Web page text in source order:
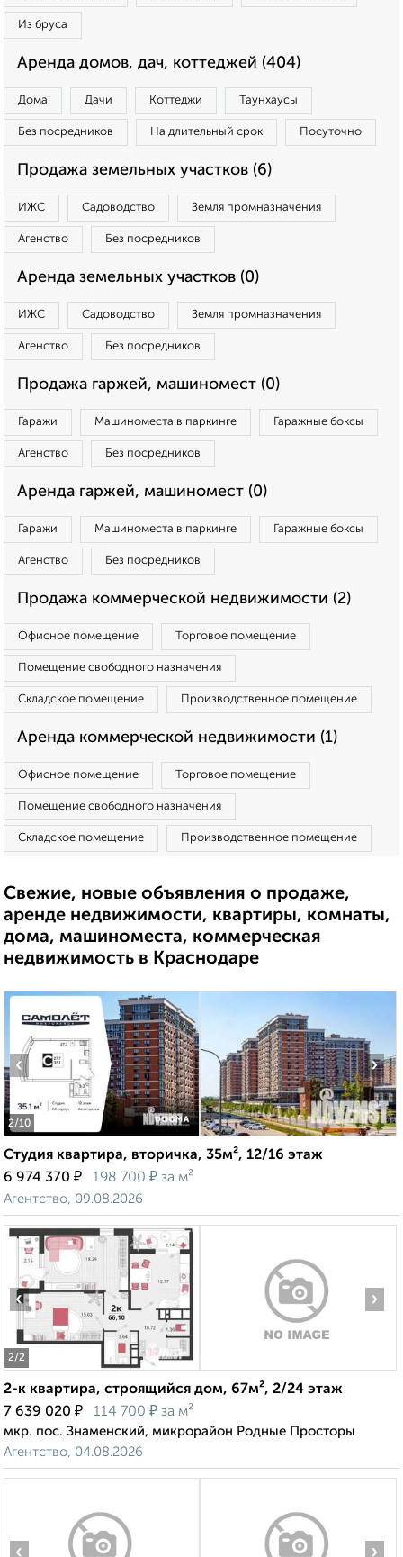
Из бруса
Аренда домов, дач, коттеджей (404)
Дома Дачи Коттеджи Таунхаусы
Без посредников На длительный срок Посуточно
Продажа земельных участков (6)
ИЖС Садоводство Земля промназначения
Агенство Без посредников
Аренда земельных участков (0)
ИЖС Садоводство Земля промназначения
Агенство Без посредников
Продажа гаржей, машиномест (0)
Гаражи Машиноместа в паркинге Гаражные боксы
Агенство Без посредников
Аренда гаржей, машиномест (0)
Гаражи Машиноместа в паркинге Гаражные боксы
Агенство Без посредников
Продажа коммерческой недвижимости (2)
Офисное помещение Торговое помещение
Помещение свободного назначения
Складское помещение Производственное помещение
Аренда коммерческой недвижимости (1)
Офисное помещение Торговое помещение
Помещение свободного назначения
Складское помещение Производственное помещение
Свежие, новые объявления о продаже,
аренде недвижимости, квартиры, комнаты,
дома, машиноместа, коммерческая
недвижимость в Краснодаре
2/10
‹ ›
Студия квартира, вторичка, 35м², 12/16 этаж
6 974 370 ₽ 198 700 ₽ за м²
Агентство, 09.08.2026
2/2
‹ ›
2-к квартира, строящийся дом, 67м², 2/24 этаж
7 639 020 ₽ 114 700 ₽ за м²
мкр. пос. Знаменский, микрорайон Родные Просторы
Агентство, 04.08.2026
‹ ›